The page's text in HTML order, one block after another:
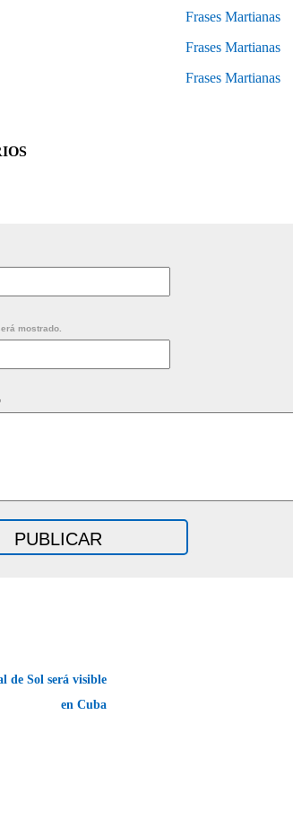
Frases Martianas
Frases Martianas
Frases Martianas
mostrado.
de Sol será visible
en Cuba